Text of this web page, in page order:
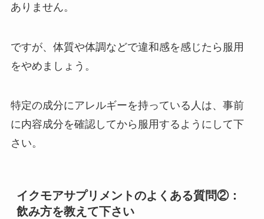
ありません。
ですが、体質や体調などで違和感を感じたら服用
をやめましょう。
特定の成分にアレルギーを持っている人は、事前
に内容成分を確認してから服用するようにして下
さい。
イクモアサプリメントのよくある質問②：
飲み方を教えて下さい